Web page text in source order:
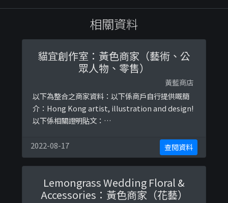
相關資料
貓宜創作室：黃色商家（藝術、公
眾人物、零售）
黃藍商店
以下為整合之商家資料：以下係商戶自行提供嘅簡
介：Hong Kong artist, illustration and design!
以下係相關證明貼文：
20106611531831https://www.facebook.com/ki
tyicat/posts/1030813713794454https://www.
...
2022-08-17 查閱資料
Lemongrass Wedding Floral &
Accessories：黃色商家（花藝）